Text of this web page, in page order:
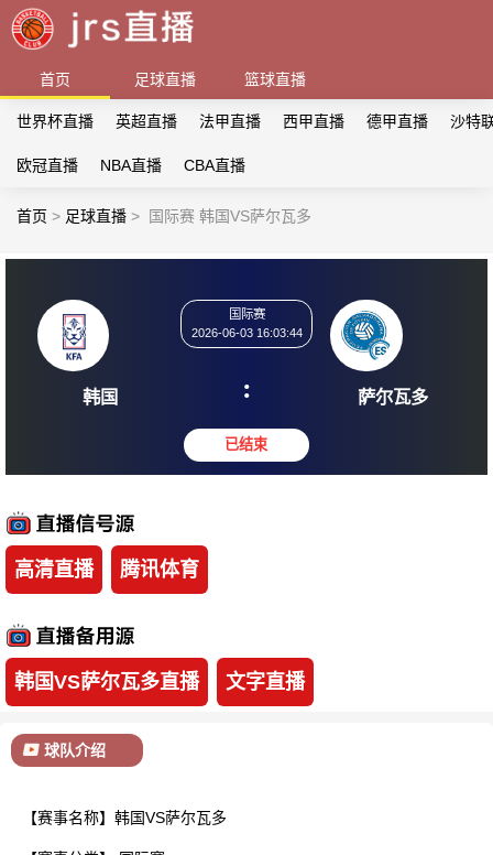
首页 足球直播 篮球直播
世界杯直播 英超直播 法甲直播 西甲直播 德甲直播 沙特
欧冠直播 NBA直播 CBA直播
首页 > 足球直播 > 国际赛 韩国VS萨尔瓦多
2026-06-03 16:03:44
:
高清直播 腾讯体育
韩国VS萨尔瓦多直播 文字直播
球队介绍
【赛事名称】韩国VS萨尔瓦多